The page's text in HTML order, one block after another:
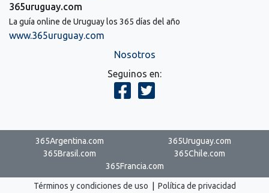
365uruguay.com
La guía online de Uruguay los 365 días del año
www.365uruguay.com
Nosotros
Seguinos en:
365Argentina.com
365Uruguay.com
365Brasil.com
365Chile.com
365Francia.com
Términos y condiciones de uso Política de privacidad